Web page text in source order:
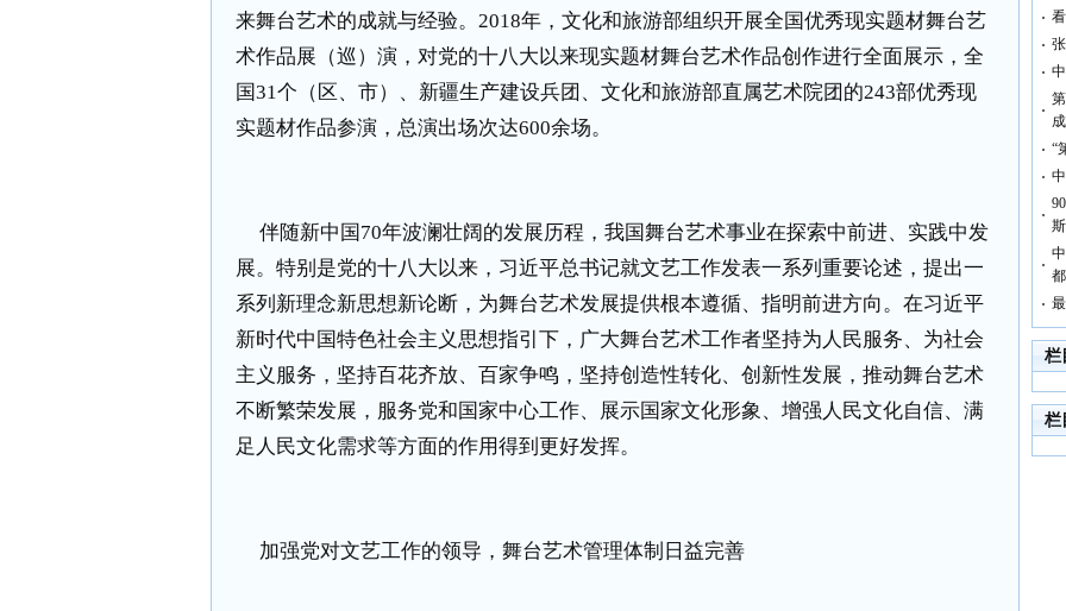
来舞台艺术的成就与经验。 2018年，文化和旅游部组织开展全国优秀现实题材舞台艺
术作品展（巡）演，对党的十八大以来现实题材舞台艺术作品创作进行全面展示，全
国31个（区、市）、新疆生产建设兵团、文化和旅游部直属艺术院团的243部优秀现
实题材作品参演，总演出场次达600余场。
伴随新中国 70年波澜壮阔的发展历程，我国舞台艺术事业在探索中前进、实践中发
展。特别是党的十八大以来，习近平总书记就文艺工作发表一系列重要论述，提出一
系列新理念新思想新论断，为舞台艺术发展提供根本遵循、指明前进方向。在习近平
新时代中国特色社会主义思想指引下，广大舞台艺术工作者坚持为人民服务、为社会
主义服务，坚持百花齐放、百家争鸣，坚持创造性转化、创新性发展，推动舞台艺术
不断繁荣发展，服务党和国家中心工作、展示国家文化形象、增强人民文化自信、满
足人民文化需求等方面的作用得到更好发挥。
加强党对文艺工作的领导，舞台艺术管理体制日益完善
“
栏
栏